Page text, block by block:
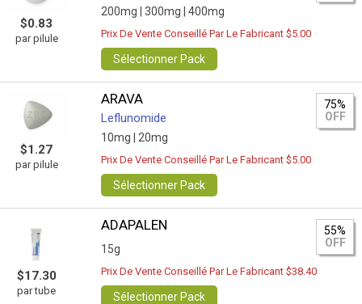
$0.83
par pilule
200mg | 300mg | 400mg
Prix De Vente Conseillé Par Le Fabricant $5.00
Sélectionner Pack
$1.27
par pilule
ARAVA
Leflunomide
10mg | 20mg
75%
OFF
Prix De Vente Conseillé Par Le Fabricant $5.00
Sélectionner Pack
$17.30
par tube
ADAPALEN
15g
55%
OFF
Prix De Vente Conseillé Par Le Fabricant $38.40
Sélectionner Pack